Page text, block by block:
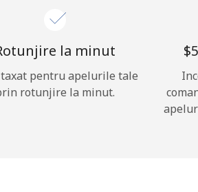
Buna!
la minut
pentru apelurile tale
rotunjire la minut.